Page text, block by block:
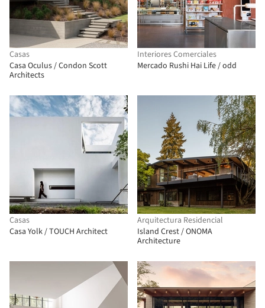
Casas
Casa Oculus / Condon Scott
Architects
Interiores Comerciales
Mercado Rushi Hai Life / odd
Casas
Casa Yolk / TOUCH Architect
Arquitectura Residencial
Island Crest / ONOMA
Architecture